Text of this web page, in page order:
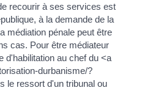
recourir à ses services est
à la demande de la
médiation pénale peut être
cas. Pour être médiateur
d'habilitation au chef du <a
durbanisme/?
le ressort d'un tribunal ou